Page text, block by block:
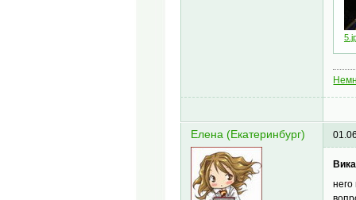
Елена (Екатеринбург)